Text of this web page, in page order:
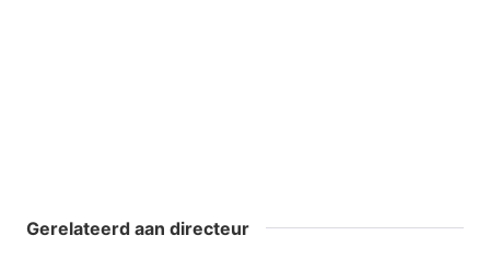
Gerelateerd aan directeur